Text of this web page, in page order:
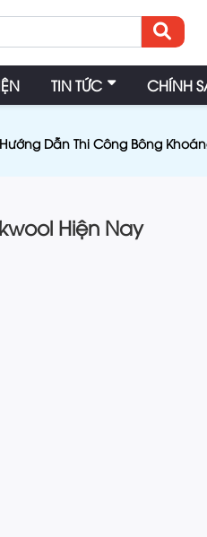
TIN TỨC CHÍNH
Dẫn Thi Công Bông
Hiện Nay